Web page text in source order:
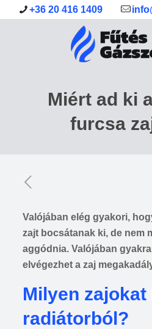
+36 20 416 1409
Miért ad ki
furcsa
Valójában elég gyakori,
zajt bocsátanak ki, de nem
aggódnia. Valójában
elvégezhet a zaj
Milyen zajokat
radiátorból?